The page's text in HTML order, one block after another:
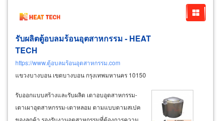
รับผลิตตู้อบลมร้อนอุตสาหกรรม - HEAT
TECH
https://www.ตู้อบลมร้อนอุตสาหกรรม.com
แขวงบางบอน เขตบางบอน กรุงเทพมหานคร 10150
รับออกแบบสร้างและรับผลิต เตาอบอุตสาหกรรม-
เตาเผาอุตสาหกรรม-เตาหลอม ตามแบบตามสเปค
ของลูกค้า รองรับงานอุตสาหกรรมที่ต้องการความ